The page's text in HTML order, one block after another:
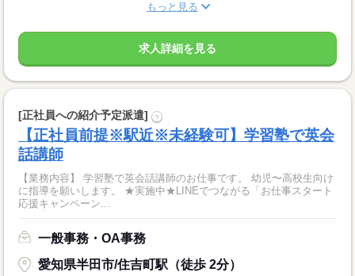
もっと見る
求人詳細を見る
[正社員への紹介予定派遣] ?
【正社員前提※駅近※未経験可】学習塾で英会
話講師
【業務内容】 学習塾で英会話講師のお仕事です。 幼児〜高校生向け
に指導を願いします。 ★実施中★LINEでつながる「お仕事スタート
応援キャンペーン...
一般事務・OA事務
愛知県半田市/住吉町駅（徒歩 2分）